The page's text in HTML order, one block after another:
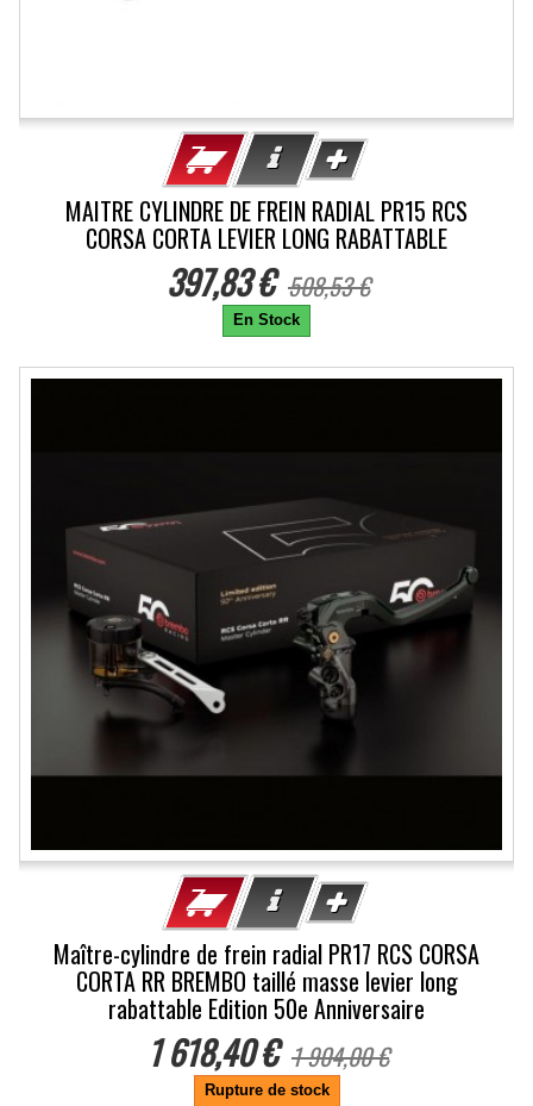
MAITRE CYLINDRE DE FREIN RADIAL PR15 RCS
CORSA CORTA LEVIER LONG RABATTABLE
397,83 € 508,53 €
En Stock
Maître-cylindre de frein radial PR17 RCS CORSA
CORTA RR BREMBO taillé masse levier long
rabattable Edition 50e Anniversaire
1 618,40 € 1 904,00 €
Rupture de stock